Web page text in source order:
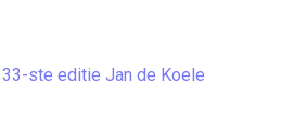
33-ste editie Jan de Koele